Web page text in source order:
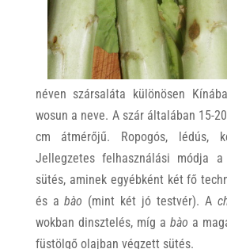
néven szársaláta különösen
wosun a neve. A szár általában 15-
cm átmérőjű. Ropogós, lédús,
Jellegzetes felhasználási módja a
sütés, aminek egyébként két fő
és abào (mint két jó testvér). A
wokban dinsztelés, míg abào a
füstölgő olajban végzett sütés.